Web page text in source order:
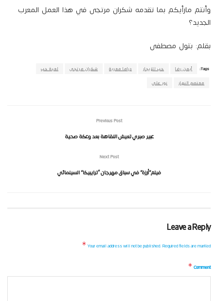
وأنتم مارأيكم بما تقدمه شكران مرتجى في هذا العمل المعرب
الجديد؟
بقلم: بتول مصطفى
Tags: أيمن رضا حب للإيجار دراما معربة شكران مرتجى لعبة حب
معتصم النهار نور علي
Previous Post
عبير صبري تعيش النقاهة بعد وعكة صحية
Next Post
فيلم”أرزة” في سباق مهرجان “ترايبيكا” السينمائي
Leave a Reply
Your email address will not be published.Required fields are marked
*
Comment
*